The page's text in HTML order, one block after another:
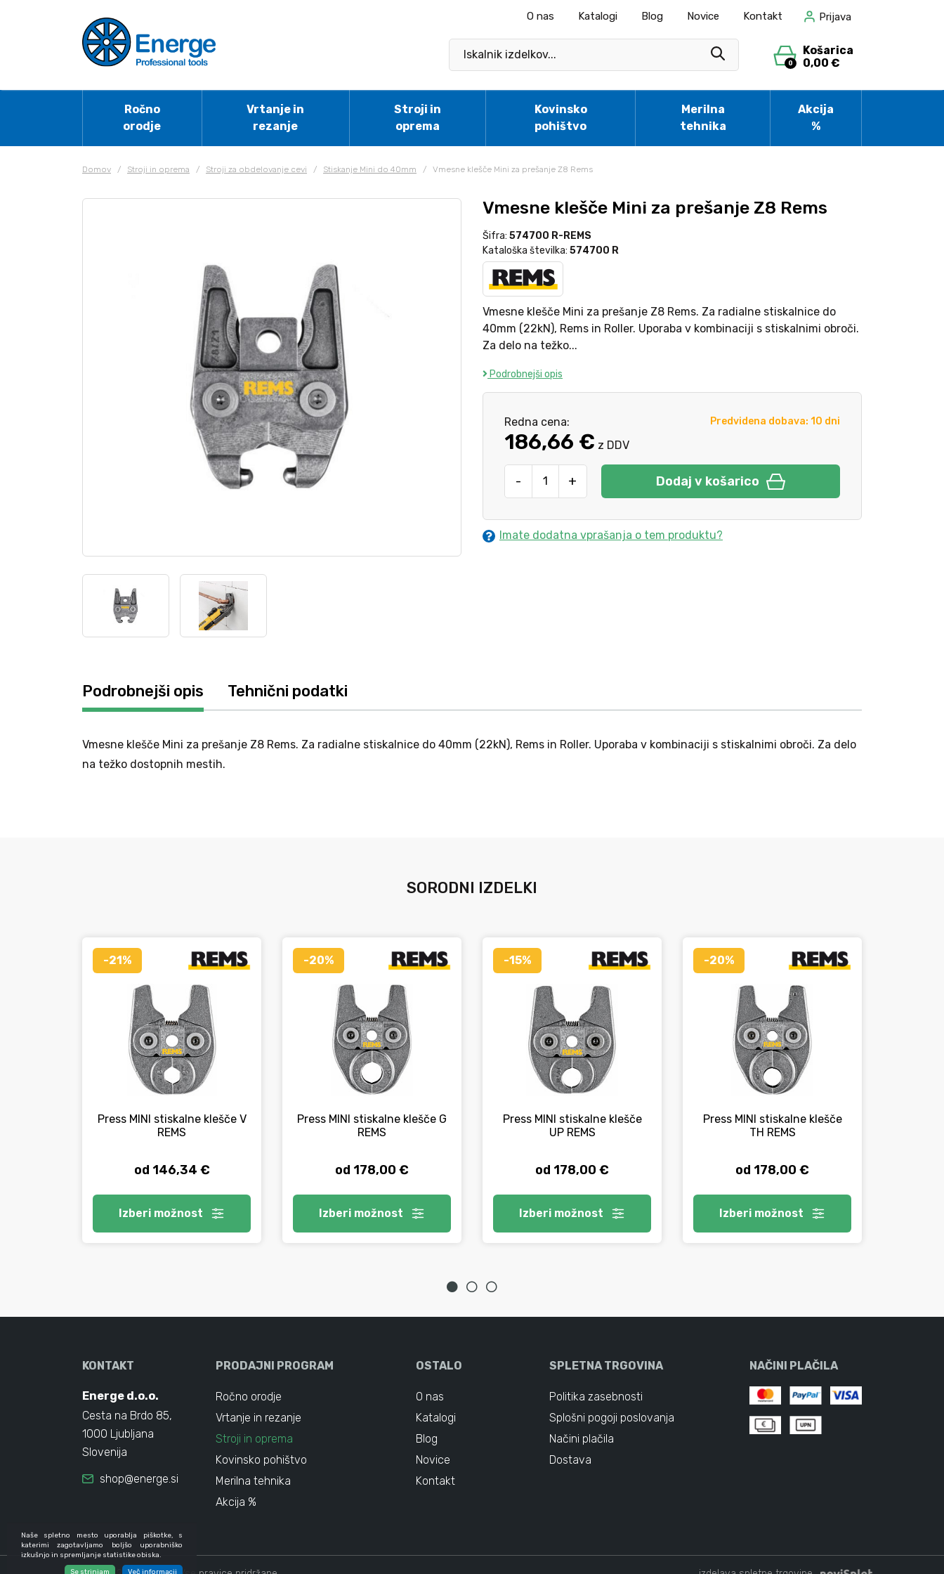
O nas Katalogi Blog Novice Kontakt Prijava
0
Košarica
0,00 €
Ročno
orodje
Vrtanje in
rezanje
Stroji in
oprema
Kovinsko
pohištvo
Merilna
tehnika
Akcija
%
Domov / Stroji in oprema / Stroji za obdelovanje cevi / Stiskanje Mini do 40mm / Vmesne klešče Mini za prešanje Z8 Rems
Vmesne klešče Mini za prešanje Z8 Rems
Šifra: 574700 R-REMS
Kataloška številka: 574700 R
Vmesne klešče Mini za prešanje Z8 Rems. Za radialne stiskalnice do
40mm (22kN), Rems in Roller. Uporaba v kombinaciji s stiskalnimi obroči.
Za delo na težko...
Podrobnejši opis
Predvidena dobava: 10 dni
Redna cena:
186,66 € z DDV
- + Dodaj v košarico
Imate dodatna vprašanja o tem produktu?
Podrobnejši opis Tehnični podatki
Vmesne klešče Mini za prešanje Z8 Rems. Za radialne stiskalnice do 40mm (22kN), Rems in Roller. Uporaba v kombinaciji s stiskalnimi obroči. Za delo
na težko dostopnih mestih.
SORODNI IZDELKI
-21%
Press MINI stiskalne klešče V
REMS
od 146,34 €
Izberi možnost
-20%
Press MINI stiskalne klešče G
REMS
od 178,00 €
Izberi možnost
-15%
Press MINI stiskalne klešče
UP REMS
od 178,00 €
Izberi možnost
-20%
Press MINI stiskalne klešče
TH REMS
od 178,00 €
Izberi možnost
KONTAKT
Energe d.o.o.
Cesta na Brdo 85,
1000 Ljubljana
Slovenija
shop@energe.si
PRODAJNI PROGRAM
Ročno orodje
Vrtanje in rezanje
Stroji in oprema
Kovinsko pohištvo
Merilna tehnika
Akcija %
OSTALO
O nas
Katalogi
Blog
Novice
Kontakt
SPLETNA TRGOVINA
Politika zasebnosti
Splošni pogoji poslovanja
Načini plačila
Dostava
NAČINI PLAČILA
Naše spletno mesto uporablja piškotke, s
katerimi zagotavljamo boljšo uporabniško
izkušnjo in spremljanje statistike obiska.
Se strinjam
Več informacij